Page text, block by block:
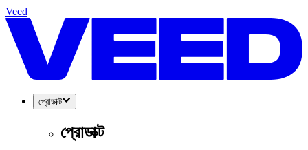
Veed
প্রোডাক্ট
প্রোডাক্ট